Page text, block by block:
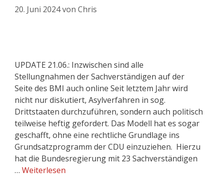
20. Juni 2024von Chris
UPDATE 21.06.: Inzwischen sind alle
Stellungnahmen der Sachverständigen auf der
Seite des BMI auch online Seit letztem Jahr wird
nicht nur diskutiert, Asylverfahren in sog.
Drittstaaten durchzuführen, sondern auch politisch
teilweise heftig gefordert. Das Modell hat es sogar
geschafft, ohne eine rechtliche Grundlage ins
Grundsatzprogramm der CDU einzuziehen. Hierzu
hat die Bundesregierung mit 23 Sachverständigen
… Weiterlesen